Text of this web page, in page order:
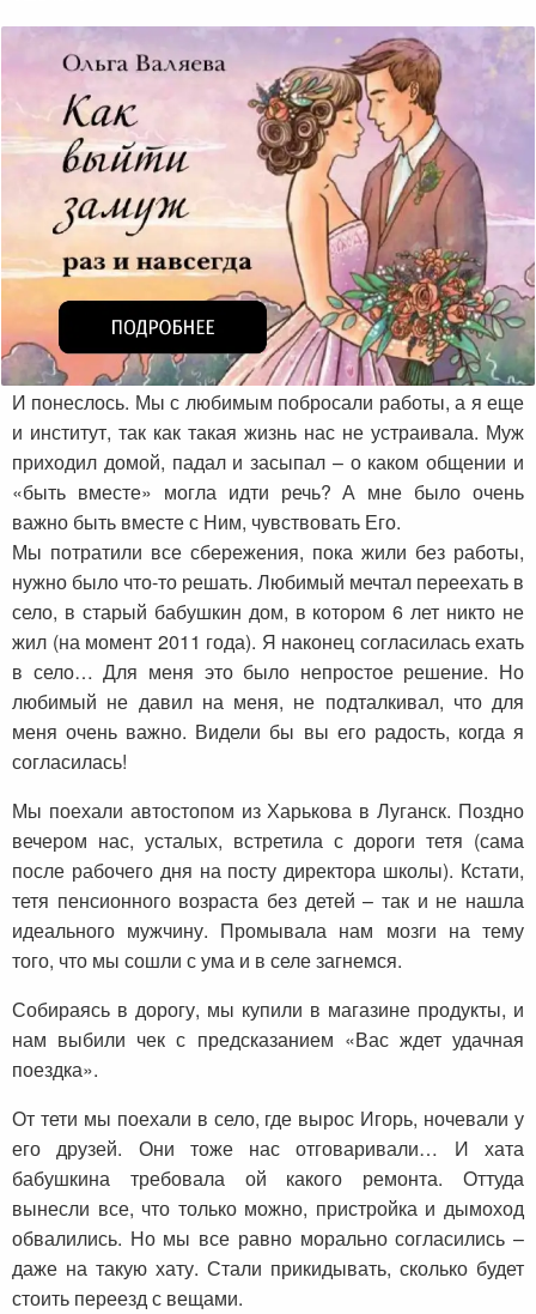
И понеслось. Мы с любимым побросали работы, а я еще
и институт, так как такая жизнь нас не устраивала. Муж
приходил домой, падал и засыпал – о каком общении и
«быть вместе» могла идти речь? А мне было очень
важно быть вместе с Ним, чувствовать Его.
Мы потратили все сбережения, пока жили без работы,
нужно было что-то решать. Любимый мечтал переехать в
село, в старый бабушкин дом, в котором 6 лет никто не
жил (на момент 2011 года). Я наконец согласилась ехать
в село… Для меня это было непростое решение. Но
любимый не давил на меня, не подталкивал, что для
меня очень важно. Видели бы вы его радость, когда я
согласилась!
Мы поехали автостопом из Харькова в Луганск. Поздно
вечером нас, усталых, встретила с дороги тетя (сама
после рабочего дня на посту директора школы). Кстати,
тетя пенсионного возраста без детей – так и не нашла
идеального мужчину. Промывала нам мозги на тему
того, что мы сошли с ума и в селе загнемся.
Собираясь в дорогу, мы купили в магазине продукты, и
нам выбили чек с предсказанием «Вас ждет удачная
поездка».
От тети мы поехали в село, где вырос Игорь, ночевали у
его друзей. Они тоже нас отговаривали… И хата
бабушкина требовала ой какого ремонта. Оттуда
вынесли все, что только можно, пристройка и дымоход
обвалились. Но мы все равно морально согласились –
даже на такую хату. Стали прикидывать, сколько будет
стоить переезд с вещами.